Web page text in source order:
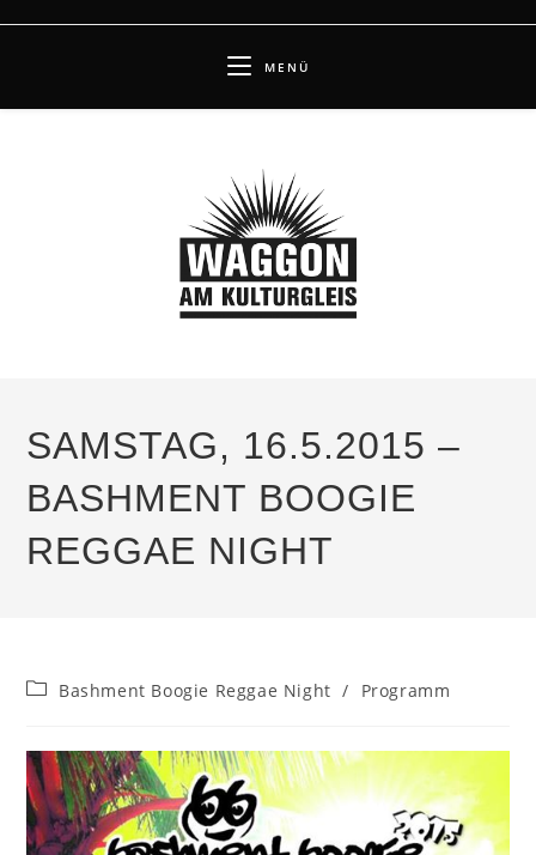
MENÜ
SAMSTAG, 16.5.2015 –
BASHMENT BOOGIE
REGGAE NIGHT
Beitrags-
Bashment Boogie Reggae Night / Programm